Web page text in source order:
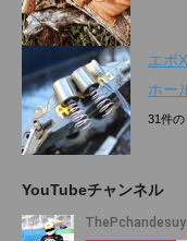
エボ
ホー
31件の
YouTubeチャンネル